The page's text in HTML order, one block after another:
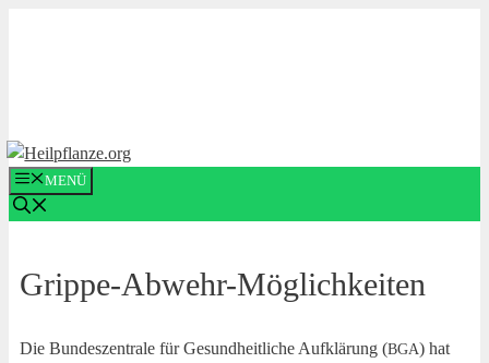
MENÜ
Grip­pe-Abwehr-Mög­lich­kei­ten
Die Bun­des­zen­tra­le für Gesund­heit­li­che Auf­klä­rung (BGA) hat